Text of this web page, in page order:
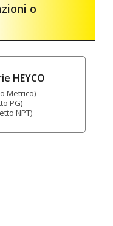
o
HEYCO
Metrico)
PG)
NPT)